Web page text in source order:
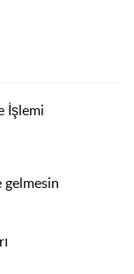
İşlemi
gelmesin